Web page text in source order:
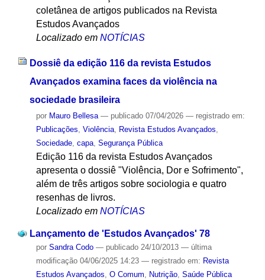
coletânea de artigos publicados na Revista
Estudos Avançados
Localizado em NOTÍCIAS
Dossiê da edição 116 da revista Estudos
Avançados examina faces da violência na
sociedade brasileira
por Mauro Bellesa — publicado07/04/2026 — registrado em:
Publicações Violência, Revista Estudos Avançados
Sociedade, capa, Segurança Pública
Edição 116 da revista Estudos Avançados
apresenta o dossiê "Violência, Dor e Sofrimento",
além de três artigos sobre sociologia e quatro
resenhas de livros.
Localizado em NOTÍCIAS
Lançamento de 'Estudos Avançados' 78
por Sandra Codo — publicado24/10/2013 — última
modificação04/06/2025 14:23 — registrado em: Revista
Estudos Avançados, O Comum, Nutrição, Saúde Pública